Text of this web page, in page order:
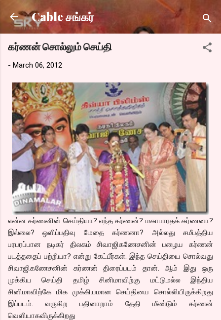
Skip to main content
Cable சங்கர்
கர்ணன் சொல்லும் செய்தி
- March 06, 2012
என்ன கர்ணனின் செய்தியா? எந்த கர்ணன்? மகாபாரதக் கர்ணனா?
இல்லை? ஒளிப்பதிவு மேதை கர்ணனா? அல்லது சமீபத்திய
பரபரப்பான நடிகர் திலகம் சிவாஜிகணேசனின் பழைய கர்ணன்
படத்ததைப் பற்றியா? என்று கேட்பீர்கள். இந்த செய்தியை சொல்வது
சிவாஜிகணேசனின் கர்ணன் திரைப்படம் தான். ஆம் இது ஒரு
முக்கிய செய்தி தமிழ் சினிமாவிற்கு மட்டுமல்ல இந்திய
சினிமாவிற்கே மிக முக்கியமான செய்தியை சொல்லியிருக்கிறது
இப்படம். வருகிற பதினாறாம் தேதி மீண்டும் கர்ணன்
வெளியாகவிருக்கிறது